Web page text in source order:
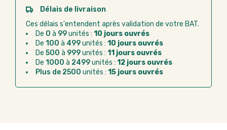
Paiement CB :paiement sécurisé par carte
Virement bancaire :règlement sur facture
après la commande
Chorus Pro :règlement par mandat
administratif après la commande
Délais de livraison
Ces délais s'entendent après validation de votre BAT.
De 0 à 99unités : 10 jours ouvrés
De 100 à 499unités : 10 jours ouvrés
De 500 à 999unités : 11 jours ouvrés
De 1000 à 2499unités : 12 jours ouvrés
Plus de 2500 unités : 15 jours ouvrés